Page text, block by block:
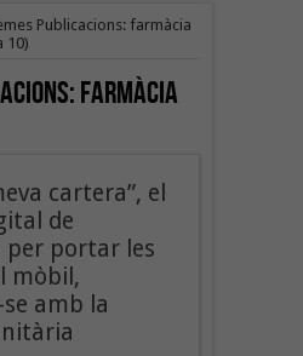
Publicacions: farmàcia
10)
farmàcia
cartera”, el
de
per portar les
mòbil,
amb la